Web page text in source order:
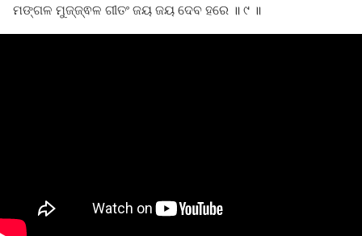
ମଙ୍ଗଳ ମୁଜ୍ଜ୍ଵଳ ଗୀତଂ ଜୟ ଜୟ ଦେବ ହରେ ॥ ୯ ॥